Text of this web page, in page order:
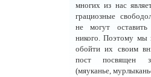
многих из нас
грациозные
не могут
никого. Поэтому мы
обойти их своим
пост посвящен
(мяуканье,